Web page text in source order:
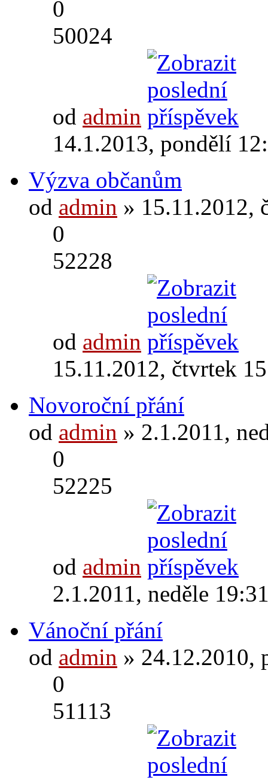
0
50024
od admin
14.1.2013, pondělí
Výzva občanům
od admin » 15.11.2012,
0
52228
od admin
15.11.2012, čtvrtek
Novoroční přání
od admin » 2.1.2011,
0
52225
od admin
2.1.2011, neděle
Vánoční přání
od admin » 24.12.2010,
0
51113